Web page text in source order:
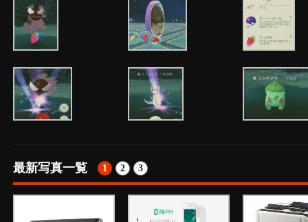
最新写真一覧 1 2 3